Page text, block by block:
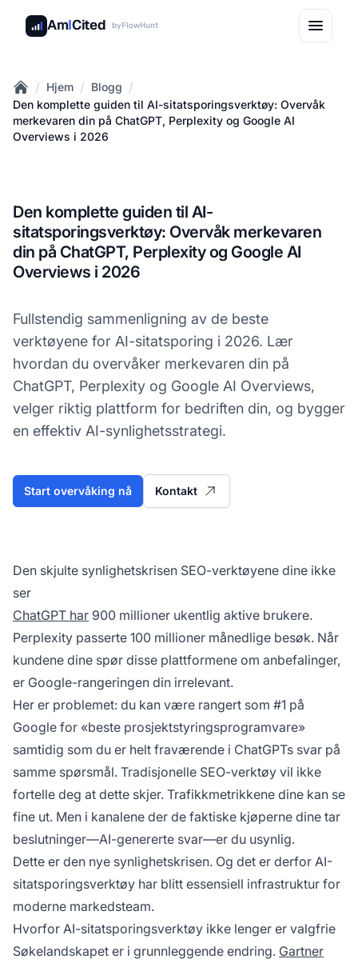
AmICited byFlowHunt
Home
/ Hjem / Blogg /
Den komplette guiden til AI-sitatsporingsverktøy: Overvåk
merkevaren din på ChatGPT, Perplexity og Google AI
Overviews i 2026
Den komplette guiden til AI-
sitatsporingsverktøy: Overvåk merkevaren
din på ChatGPT, Perplexity og Google AI
Overviews i 2026
Fullstendig sammenligning av de beste
verktøyene for AI-sitatsporing i 2026. Lær
hvordan du overvåker merkevaren din på
ChatGPT, Perplexity og Google AI Overviews,
velger riktig plattform for bedriften din, og bygger
en effektiv AI-synlighetsstrategi.
Start overvåking nå Kontakt
Den skjulte synlighetskrisen SEO-verktøyene dine ikke
ser
ChatGPT har 900 millioner ukentlig aktive brukere.
Perplexity passerte 100 millioner månedlige besøk. Når
kundene dine spør disse plattformene om anbefalinger,
er Google-rangeringen din irrelevant.
Her er problemet: du kan være rangert som #1 på
Google for «beste prosjektstyringsprogramvare»
samtidig som du er helt fraværende i ChatGPTs svar på
samme spørsmål. Tradisjonelle SEO-verktøy vil ikke
fortelle deg at dette skjer. Trafikkmetrikkene dine kan se
fine ut. Men i kanalene der de faktiske kjøperne dine tar
beslutninger—AI-genererte svar—er du usynlig.
Dette er den nye synlighetskrisen. Og det er derfor AI-
sitatsporingsverktøy har blitt essensiell infrastruktur for
moderne markedsteam.
Hvorfor AI-sitatsporingsverktøy ikke lenger er valgfrie
Søkelandskapet er i grunnleggende endring. Gartner